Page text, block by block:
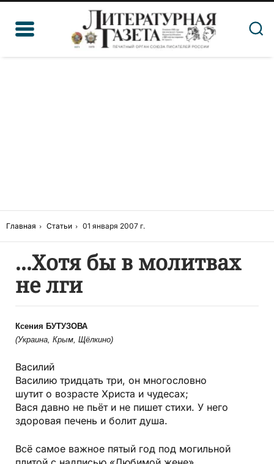
Главная Статьи 01 января 2007 г.
...Хотя бы в молитвах
не лги
Ксения БУТУЗОВА
(Украина, Крым, Щёлкино)
Василий
Василию тридцать три, он многословно
шутит о возрасте Христа и чудесах;
Вася давно не пьёт и не пишет стихи. У него
здоровая печень и болит душа.
Всё самое важное пятый год под могильной